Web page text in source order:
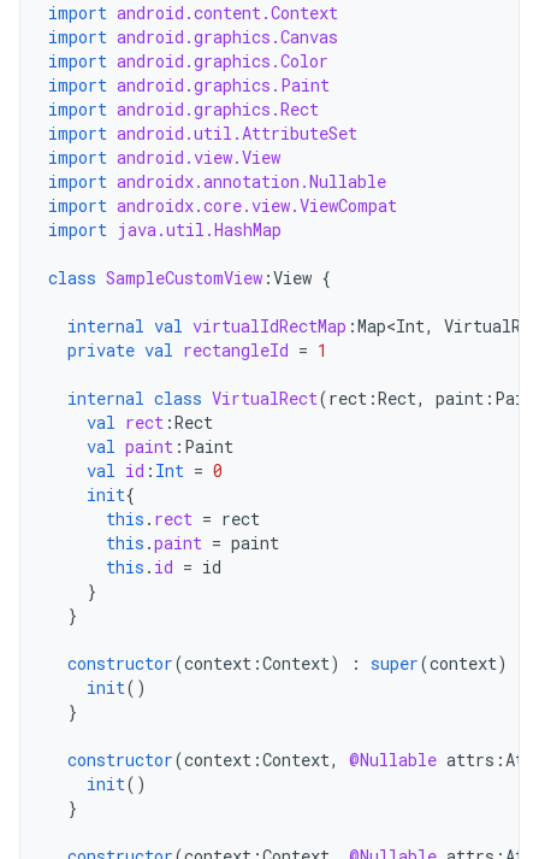
import android.content.Context
import android.graphics.Canvas
import android.graphics.Color
import android.graphics.Paint
import android.graphics.Rect
import android.util.AttributeSet
import android.view.View
import androidx.annotation.Nullable
import androidx.core.view.ViewCompat
import java.util.HashMap
class SampleCustomView :View {
internal val virtualIdRectMap :Map<Int,
private val rectangleId = 1
internal class VirtualRect(rect :Rect, paint :
val rect :Rect
val paint : Paint
val id : Int = 0
init{
this . rect = rect
this .paint = paint
this . id = id
}
}
constructor(context :Context) : super(context)
init()
}
constructor(context :Context, @Nullable attrs :
init()
}